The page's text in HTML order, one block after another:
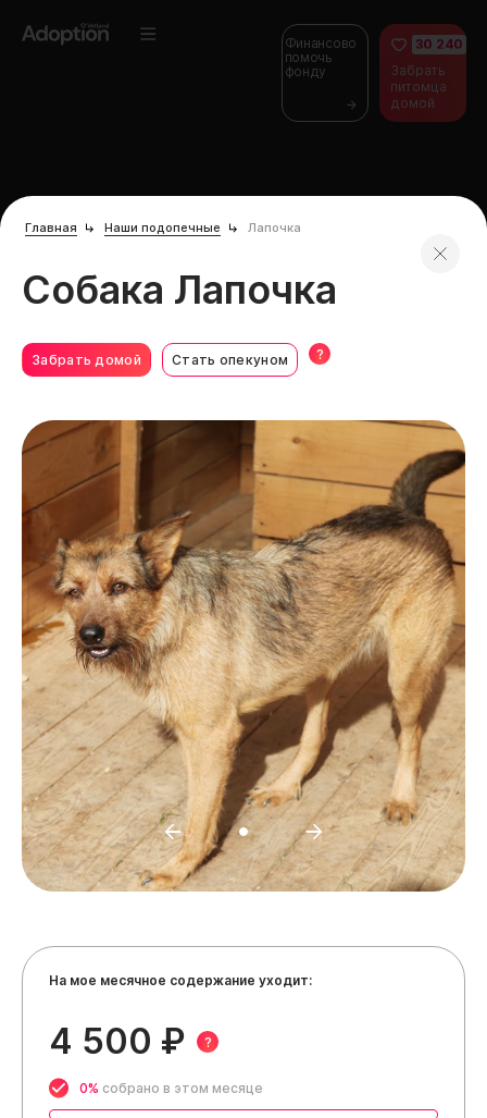
Финансово
помочь
фонду
30 240
Забрать
питомца
домой
Главная Наши подопечные Лапочка
Собака Лапочка
Забрать домой Стать опекуном ?
На мое месячное содержание уходит:
4 500 ₽ ?
0% собрано в этом месяце